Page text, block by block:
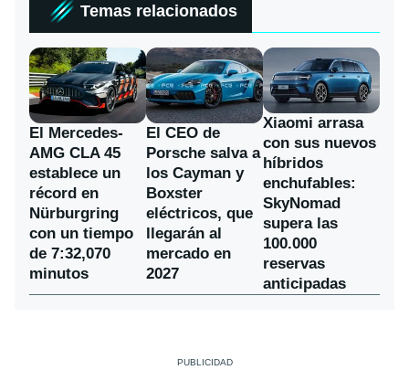
Temas relacionados
El Mercedes-
AMG CLA 45
establece un
récord en
Nürburgring
con un tiempo
de 7:32,070
minutos
El CEO de
Porsche salva a
los Cayman y
Boxster
eléctricos, que
llegarán al
mercado en
2027
Xiaomi arrasa
con sus nuevos
híbridos
enchufables:
SkyNomad
supera las
100.000
reservas
anticipadas